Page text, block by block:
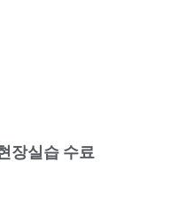
장실습 수료